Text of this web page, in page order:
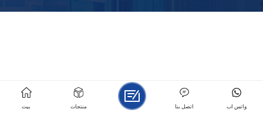
بيت منتجات واتس اب اتصل بنا